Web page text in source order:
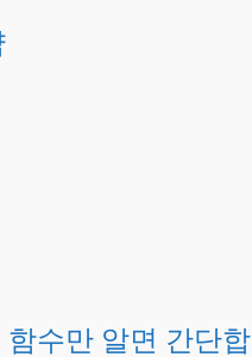
수만 알면 간단합